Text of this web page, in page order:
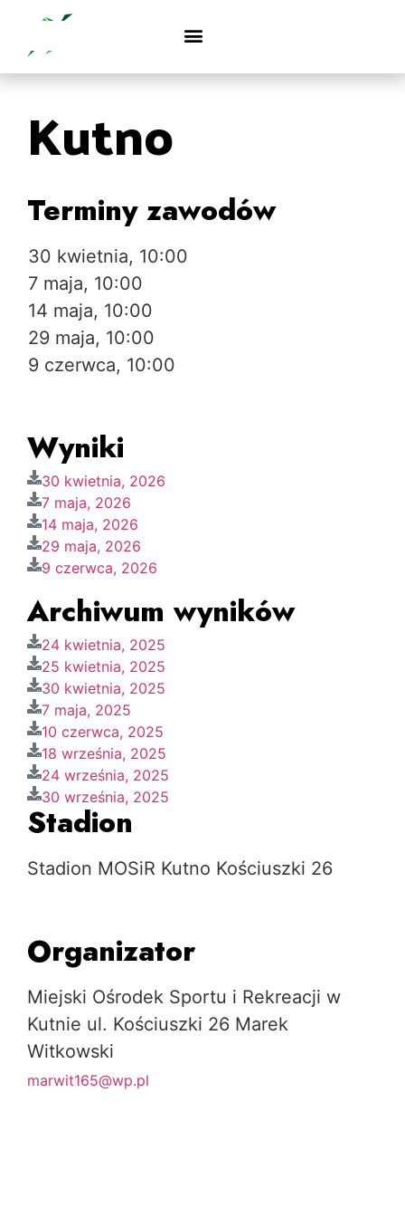
Kutno
Terminy zawodów
30 kwietnia, 10:00
7 maja, 10:00
14 maja, 10:00
29 maja, 10:00
9 czerwca, 10:00
Wyniki
30 kwietnia, 2026
7 maja, 2026
14 maja, 2026
29 maja, 2026
9 czerwca, 2026
Archiwum wyników
24 kwietnia, 2025
25 kwietnia, 2025
30 kwietnia, 2025
7 maja, 2025
10 czerwca, 2025
18 września, 2025
24 września, 2025
30 września, 2025
Stadion
Stadion MOSiR Kutno Kościuszki 26
Organizator
Miejski Ośrodek Sportu i Rekreacji w
Kutnie ul. Kościuszki 26 Marek
Witkowski
marwit165@wp.pl